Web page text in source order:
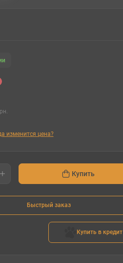
изменится цена?
Купить
Быстрый заказ
Купить в кредит